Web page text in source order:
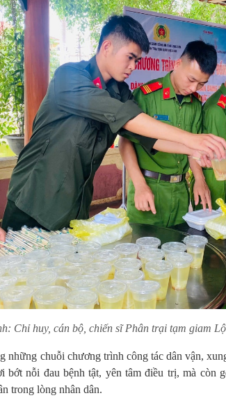
Chỉ huy, cán bộ, chiến sĩ Phân trại tạm giam
những chuỗi chương trình công tác dân vận,
bớt nỗi đau bệnh tật, yên tâm điều trị, mà còn
trong lòng nhân dân.